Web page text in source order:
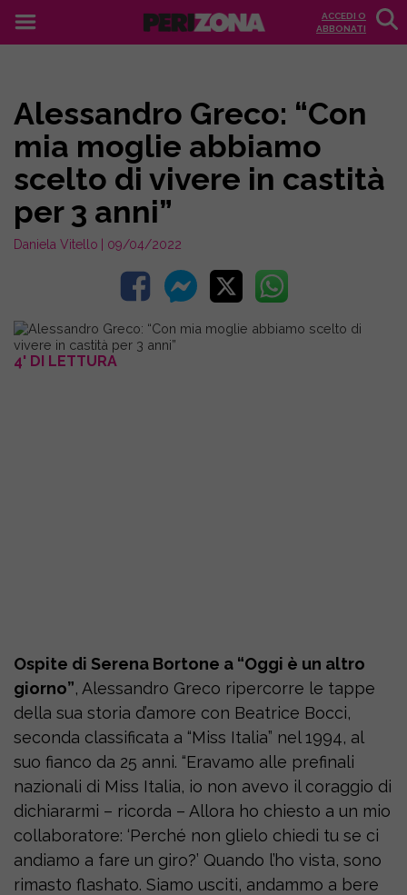
ACCEDI O
ABBONATI
Alessandro Greco: “Con
mia moglie abbiamo
scelto di vivere in castità
per 3 anni”
Daniela Vitello | 09/04/2022
4' DI LETTURA
Ospite di Serena Bortone a “Oggi è un altro
giorno”, Alessandro Greco ripercorre le tappe
della sua storia d’amore con Beatrice Bocci,
seconda classificata a “Miss Italia” nel 1994, al
suo fianco da 25 anni. “Eravamo alle prefinali
nazionali di Miss Italia, io non avevo il coraggio di
dichiararmi – ricorda – Allora ho chiesto a un mio
collaboratore: ‘Perché non glielo chiedi tu se ci
andiamo a fare un giro?’ Quando l’ho vista, sono
rimasto flashato. Siamo usciti, andammo a bere